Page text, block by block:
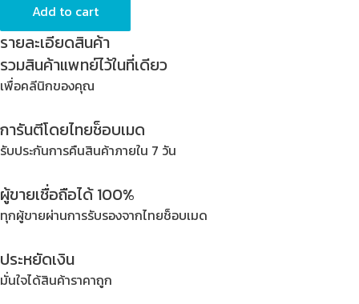
-
Width
x
Depth
78
x
mm,
Status
XL,
Stainless
Steel
Add to cart
รายละเอียดสินค้า
รวมสินค้าแพทย์ไว้ในที่เดียว
เพื่อคลีนิกของคุณ
การันตีโดยไทยช็อบเมด
รับประกันการคืนสินค้าภายใน 7 วัน
ผู้ขายเชื่อถือได้ 100%
ทุกผู้ขายผ่านการรับรองจากไทยช็อบเมด
ประหยัดเงิน
มั่นใจได้สินค้าราคาถูก